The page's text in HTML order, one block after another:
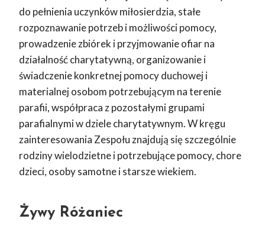
do pełnienia uczynków miłosierdzia, stałe
rozpoznawanie potrzeb i możliwości pomocy,
prowadzenie zbiórek i przyjmowanie ofiar na
działalność charytatywną, organizowanie i
świadczenie konkretnej pomocy duchowej i
materialnej osobom potrzebującym na terenie
parafii, współpraca z pozostałymi grupami
parafialnymi w dziele charytatywnym. W kręgu
zainteresowania Zespołu znajdują się szczególnie
rodziny wielodzietne i potrzebujące pomocy, chore
dzieci, osoby samotne i starsze wiekiem.
Żywy Różaniec